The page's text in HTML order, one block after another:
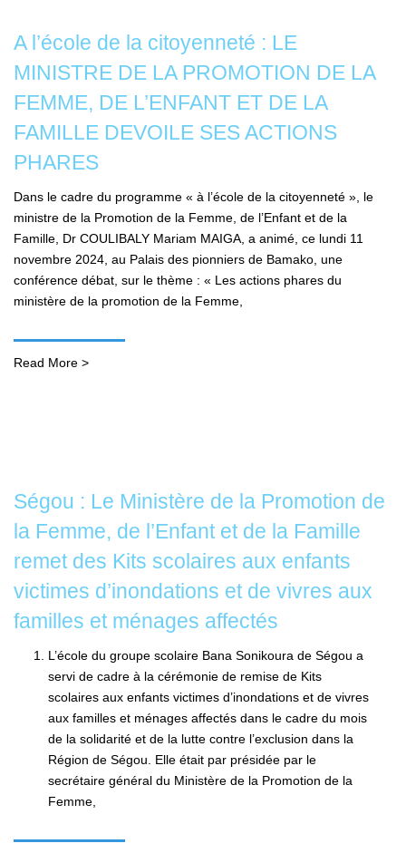
A l’école de la citoyenneté : LE
MINISTRE DE LA PROMOTION DE LA
FEMME, DE L’ENFANT ET DE LA
FAMILLE DEVOILE SES ACTIONS
PHARES
Dans le cadre du programme « à l’école de la citoyenneté », le
ministre de la Promotion de la Femme, de l’Enfant et de la
Famille, Dr COULIBALY Mariam MAIGA, a animé, ce lundi 11
novembre 2024, au Palais des pionniers de Bamako, une
conférence débat, sur le thème : « Les actions phares du
ministère de la promotion de la Femme,
Read More >
Ségou : Le Ministère de la Promotion de
la Femme, de l’Enfant et de la Famille
remet des Kits scolaires aux enfants
victimes d’inondations et de vivres aux
familles et ménages affectés
L’école du groupe scolaire Bana Sonikoura de Ségou a
servi de cadre à la cérémonie de remise de Kits
scolaires aux enfants victimes d’inondations et de vivres
aux familles et ménages affectés dans le cadre du mois
de la solidarité et de la lutte contre l’exclusion dans la
Région de Ségou. Elle était par présidée par le
secrétaire général du Ministère de la Promotion de la
Femme,